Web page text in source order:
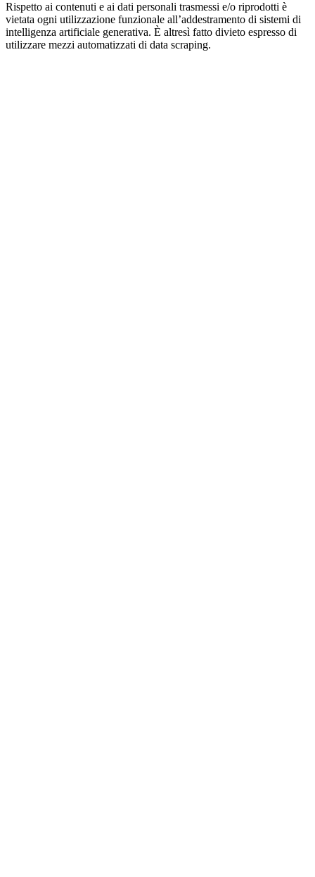
Rispetto ai contenuti e ai dati personali trasmessi e/o riprodotti è
vietata ogni utilizzazione funzionale all’addestramento di sistemi di
intelligenza artificiale generativa. È altresì fatto divieto espresso di
utilizzare mezzi automatizzati di data scraping.